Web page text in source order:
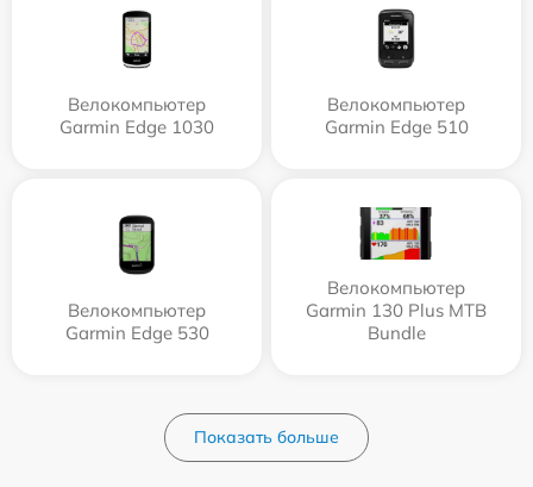
Велокомпьютер
Garmin Edge 1030
Велокомпьютер
Garmin Edge 510
Велокомпьютер
Garmin Edge 530
Велокомпьютер
Garmin 130 Plus MTB
Bundle
Показать больше